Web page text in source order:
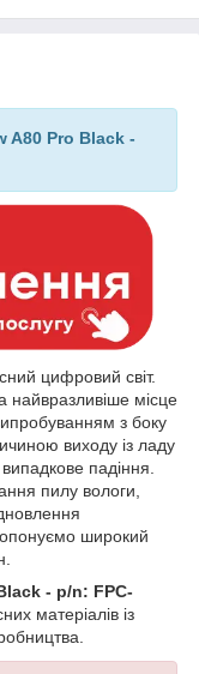
A80 Pro Black -
цифровий світ.
найвразливіше місце
з боку
виходу із ладу
падіння.
пилу вологи,
широкий
- p/n: FPC-
матеріалів із